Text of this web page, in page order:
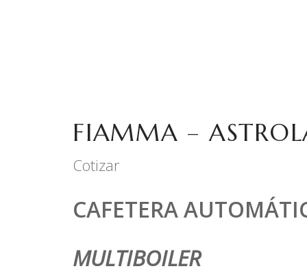
FIAMMA –
Cotizar
CAFETERA
MULTIBOILER